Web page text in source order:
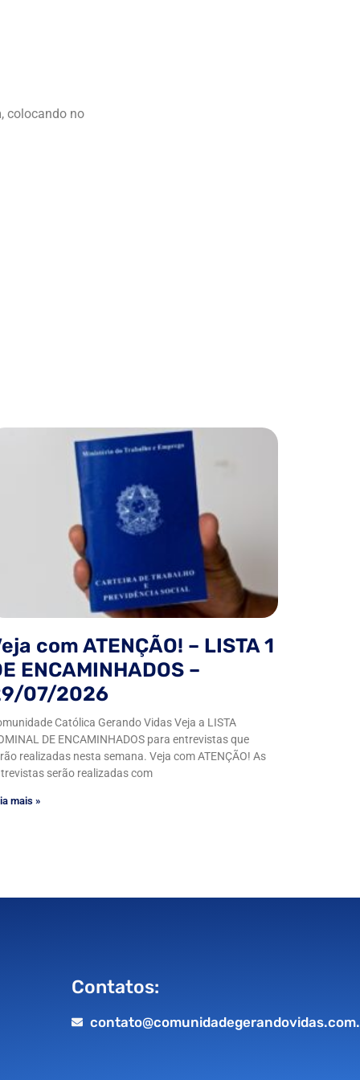
, colocando no
com ATENÇÃO! – LISTA 1
ENCAMINHADOS –
07/2026
Católica Gerando Vidas Veja a LISTA
DE ENCAMINHADOS para entrevistas que
realizadas nesta semana. Veja com ATENÇÃO! As
serão realizadas com
mais »
Contatos: